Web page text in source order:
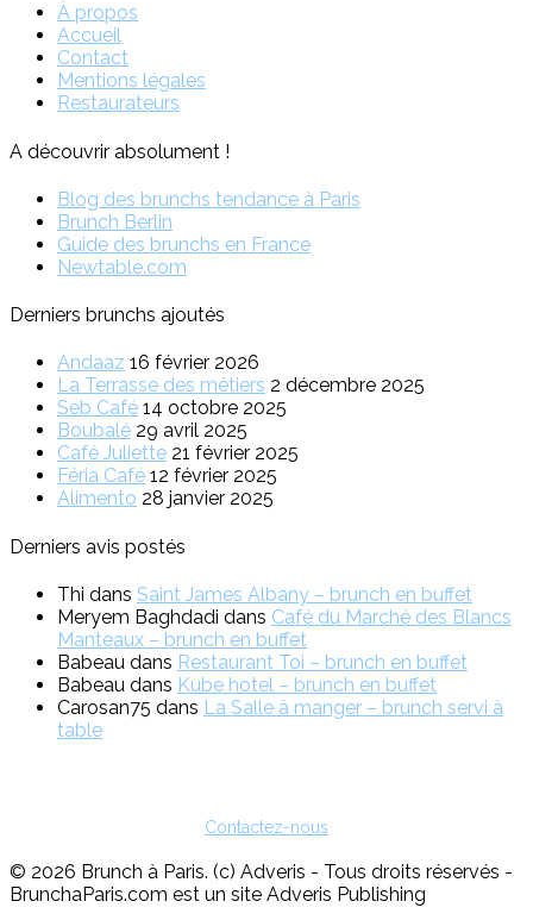
À propos
Accueil
Contact
Mentions légales
Restaurateurs
A découvrir absolument !
Blog des brunchs tendance à Paris
Brunch Berlin
Guide des brunchs en France
Newtable.com
Derniers brunchs ajoutés
Andaaz 16 février 2026
La Terrasse des métiers 2 décembre 2025
Seb Café 14 octobre 2025
Boubalé 29 avril 2025
Café Juliette 21 février 2025
Féria Café 12 février 2025
Alimento 28 janvier 2025
Derniers avis postés
Thi dans Saint James Albany – brunch en buffet
Meryem Baghdadi dans Café du Marché des Blancs
Manteaux – brunch en buffet
Babeau dans Restaurant Toi – brunch en buffet
Babeau dans Kube hotel – brunch en buffet
Carosan75 dans La Salle à manger – brunch servi à
table
Contactez-nous
© 2026 Brunch à Paris. (c) Adveris - Tous droits réservés -
BrunchaParis.com est un site Adveris Publishing